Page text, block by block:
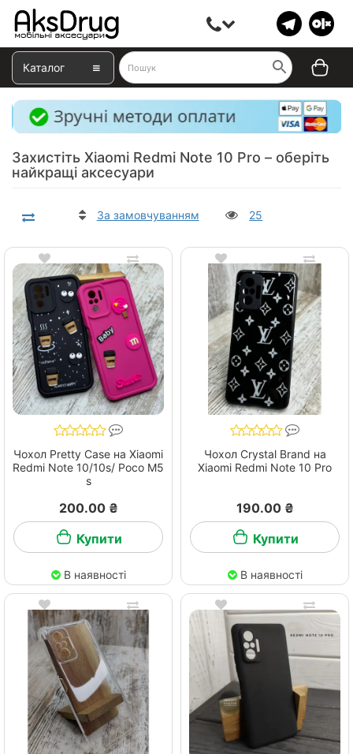
Каталог
Захистіть Xiaomi Redmi Note 10 Pro – оберіть
найкращі аксесуари
За замовчуванням 25
Чохол Pretty Case на Xiaomi
Redmi Note 10/10s/ Poco M5
s
200.00 ₴
Купити
В наявності
Чохол Crystal Brand на
Xiaomi Redmi Note 10 Pro
190.00 ₴
Купити
В наявності